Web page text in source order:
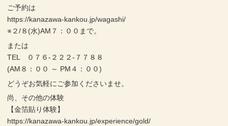
ご予約は
https://kanazawa-kankou.jp/wagashi/
※２/８(水)AM７：００まで。
または
TEL ０７６-２２２-７７８８
(AM８：００ ～ PM４：００)
どうぞお気軽にご参加くださいませ。
尚、その他の体験
【金箔貼り体験】
https://kanazawa-kankou.jp/experience/gold/